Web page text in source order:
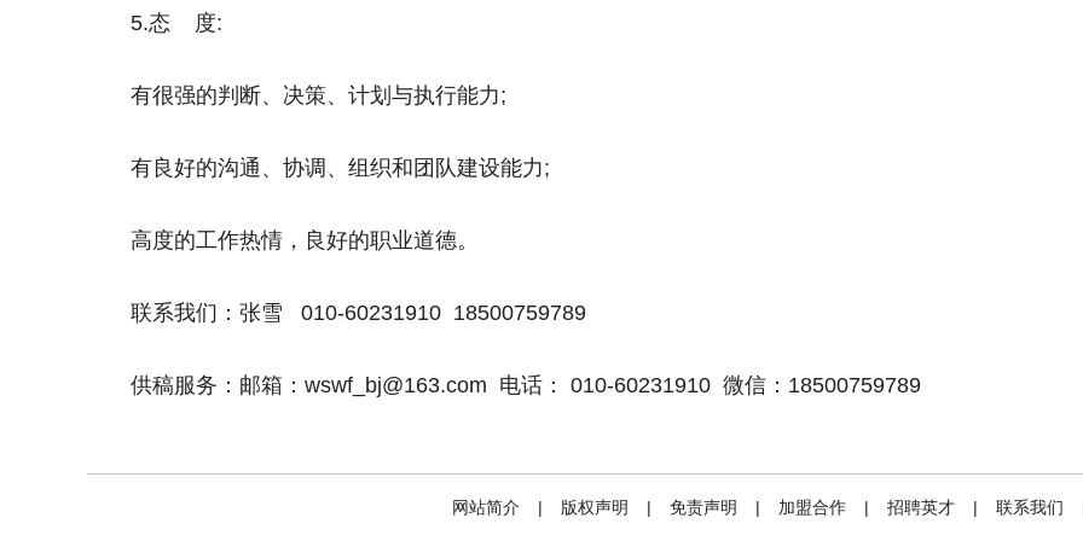
5.态 度:
有很强的判断、决策、计划与执行能力;
有良好的沟通、协调、组织和团队建设能力;
高度的工作热情，良好的职业道德。
联系我们：张雪 010-60231910 18500759789
供稿服务：邮箱：wswf_bj@163.com 电话： 010-60231910 微信：18500759789
网站简介 | 版权声明 | 免责声明 | 加盟合作 | 招聘英才 | 联系我们